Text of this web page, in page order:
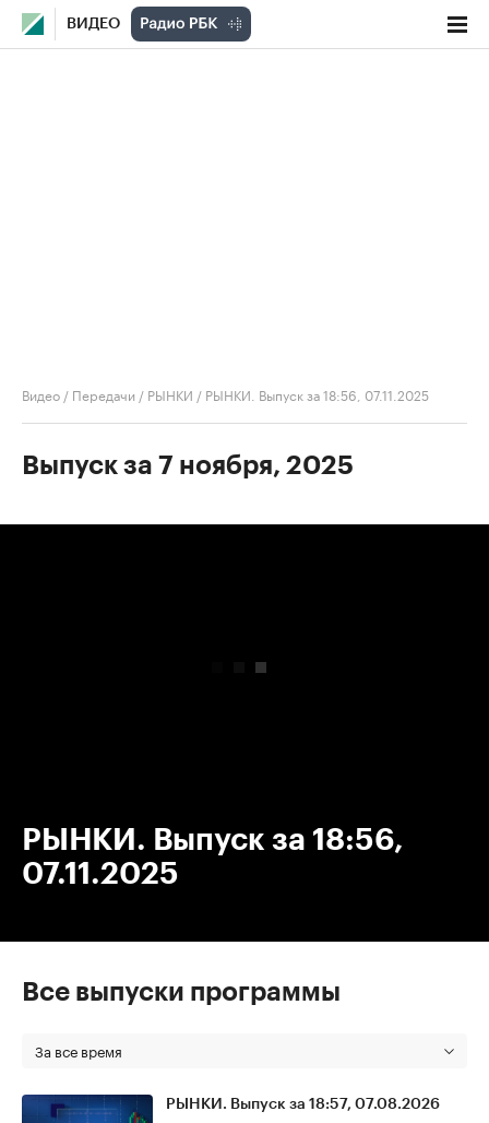
ВИДЕО
Видео / Передачи / РЫНКИ / РЫНКИ. Выпуск за 18:56, 07.11.2025
Выпуск за 7 ноября, 2025
РЫНКИ. Выпуск за 18:56,
07.11.2025
Все выпуски программы
За все время
РЫНКИ. Выпуск за 18:57, 07.08.2026